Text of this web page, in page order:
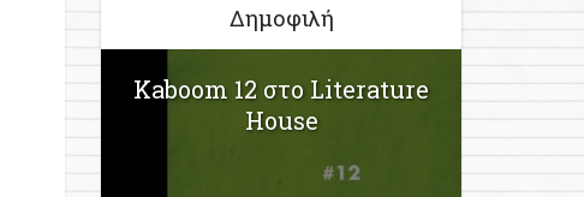
Δημοφιλή
Kaboom 12 στο Literature
House